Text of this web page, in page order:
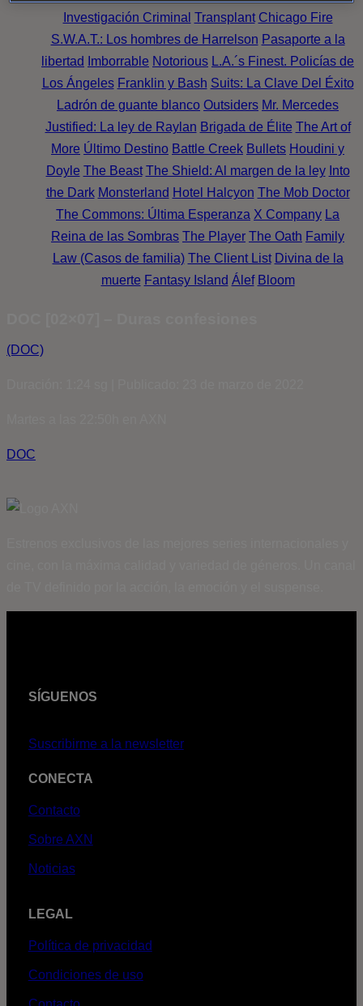
Investigación Criminal Transplant Chicago Fire
S.W.A.T.: Los hombres de Harrelson Pasaporte a la
libertad
Imborrable Notorious L.A.´s Finest. Policías de
Los Ángeles Franklin y Bash Suits: La Clave Del Éxito
Ladrón de guante blanco Outsiders Mr. Mercedes
Justified: La ley de Raylan Brigada de Élite The Art of
More Último Destino Battle Creek Bullets Houdini y
Doyle The Beast The Shield: Al margen de la ley Into
the Dark Monsterland Hotel Halcyon The Mob Doctor
The Commons: Última Esperanza X Company La
Reina de las Sombras The Player The Oath Family
Law (Casos de familia) The Client List Divina de la
muerte Fantasy Island Álef Bloom
(DOC)
DOC
SÍGUENOS
Suscribirme a la newsletter
CONECTA
Contacto
Sobre AXN
Noticias
LEGAL
Política de privacidad
Condiciones de uso